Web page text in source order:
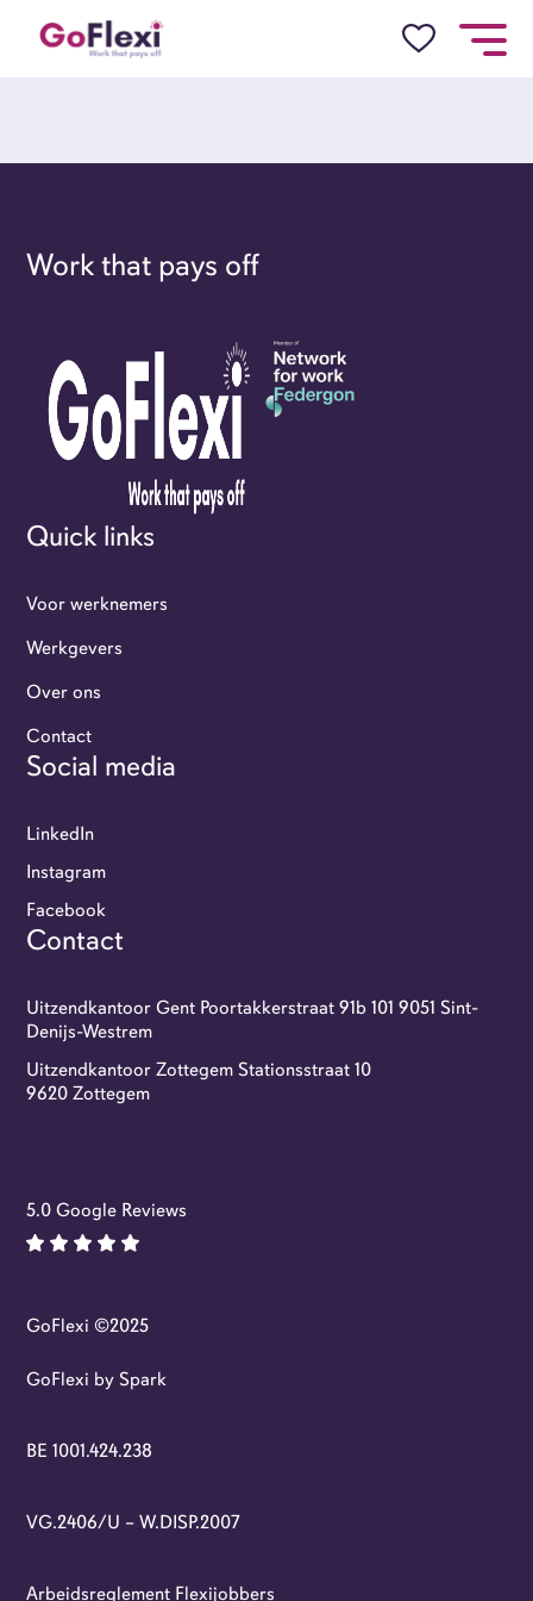
Werkgevers
Flexi-jobbers
Over ons
Contact
GoFlexi portaal
Flexi-jobs
Work that pays off
Quick links
Voor werknemers
Werkgevers
Over ons
Contact
Social media
LinkedIn
Instagram
Facebook
Contact
Uitzendkantoor Gent Poortakkerstraat 91b 101 9051 Sint-
Denijs-Westrem
Uitzendkantoor Zottegem Stationsstraat 10
9620 Zottegem
5.0 Google Reviews
GoFlexi ©2025
GoFlexi by Spark
BE 1001.424.238
VG.2406/U – W.DISP.2007
Arbeidsreglement Flexijobbers